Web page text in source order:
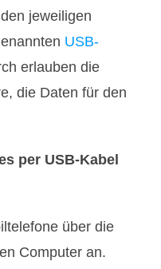
jeweiligen
USB-
erlauben die
die Daten für den
per USB-Kabel
über die
Computer an.